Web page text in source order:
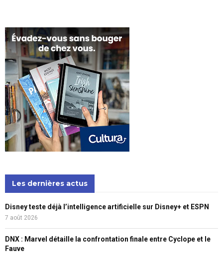
Les dernières actus
Disney teste déjà l’intelligence artificielle sur Disney+ et ESPN
7 août 2026
DNX : Marvel détaille la confrontation finale entre Cyclope et le
Fauve